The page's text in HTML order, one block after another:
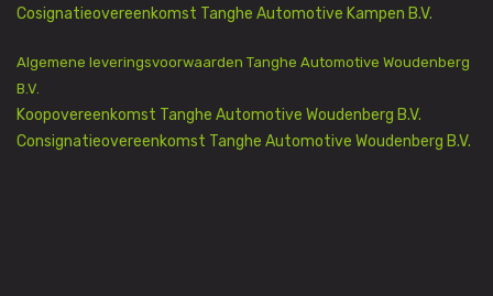
Cosignatieovereenkomst Tanghe Automotive Kampen B.V.
Algemene leveringsvoorwaarden Tanghe Automotive Woudenberg
B.V.
Koopovereenkomst Tanghe Automotive Woudenberg B.V.
Consignatieovereenkomst Tanghe Automotive Woudenberg B.V.